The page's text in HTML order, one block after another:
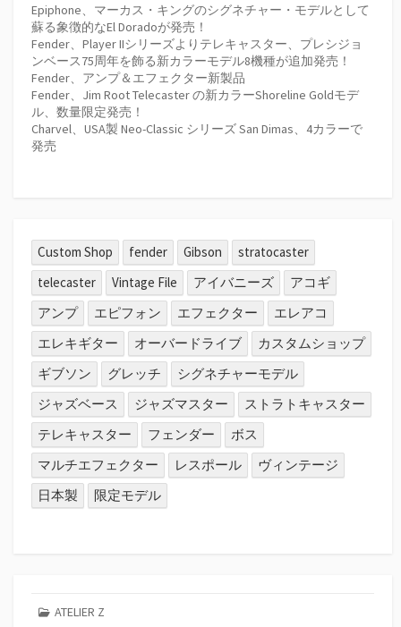
Epiphone、マーカス・キングのシグネチャー・モデルとして
蘇る象徴的なEl Doradoが発売！
Fender、Player IIシリーズよりテレキャスター、プレシジョ
ンベース75周年を飾る新カラーモデル8機種が追加発売！
Fender、アンプ＆エフェクター新製品
Fender、Jim Root Telecaster の新カラーShoreline Goldモデ
ル、数量限定発売！
Charvel、USA製 Neo-Classic シリーズ San Dimas、4カラーで
発売
Custom Shop fender Gibson
stratocaster
telecaster
Vintage File アイバニーズ
アコギ
アンプ
エピフォン エフェクター
エレアコ
エレキギター
オーバードライブ
カスタムショップ
ギブソン
グレッチ
シグネチャーモデル
ジャズベース
ジャズマスター
ストラトキャスター
テレキャスター
フェンダー
ボス
マルチエフェクター
レスポール
ヴィンテージ
日本製
限定モデル
ATELIER Z